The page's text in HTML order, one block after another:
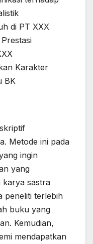
di PT XXX
Karakter
BK
Metode ini pada
ingin
yang
karya sastra
peneliti terlebih
buku yang
Kemudian,
mendapatkan